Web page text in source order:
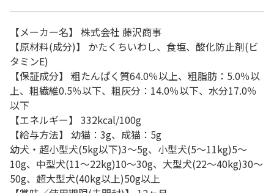
【メーカー名】 株式会社 藤沢商事
【原材料(成分)】 かたくちいわし、食塩、酸化防止剤(ビ
タミンE)
【保証成分】 粗たんぱく質64.0％以上、粗脂肪：5.0％以
上、粗繊維0.5％以下、粗灰分：14.0％以下、水分17.0％
以下
【エネルギー】 332kcal/100g
【給与方法】 幼猫：3g、成猫：5g
幼犬・超小型犬(5kg以下)3～5g、小型犬(5～11kg)5～
10g、中型犬(11～22kg)10～30g、大型犬(22～40kg)30～
50g、超大型犬(40kg以上)50g以上